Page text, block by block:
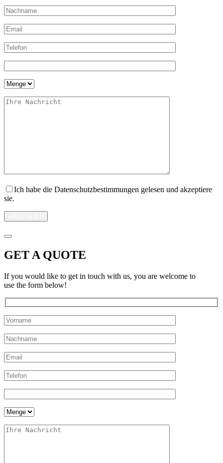
Ich habe die Datenschutzbestimmungen gelesen und akzeptiere
sie.
GET A QUOTE
If you would like to get in touch with us, you are welcome to
use the form below!